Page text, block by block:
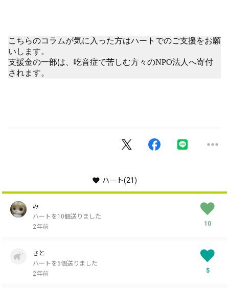
こちらのコラムが気に入った方はハートでのご支援をお願
いします。
支援金の一部は、吃音症で苦しむ方々のNPO法人へ寄付
されます。
ハート(21)
み
ハートを10個送りました
2年前
10
さと
ハートを5個送りました
2年前
5